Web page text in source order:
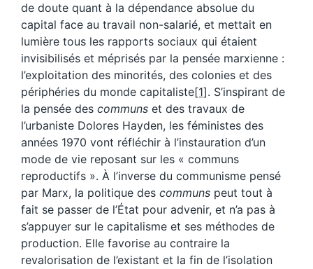
de doute quant à la dépendance absolue du
capital face au travail non-salarié, et mettait en
lumière tous les rapports sociaux qui étaient
invisibilisés et méprisés par la pensée marxienne :
l’exploitation des minorités, des colonies et des
périphéries du monde capitaliste[1]. S’inspirant de
la pensée des communs et des travaux de
l’urbaniste Dolores Hayden, les féministes des
années 1970 vont réfléchir à l’instauration d’un
mode de vie reposant sur les « communs
reproductifs ». À l’inverse du communisme pensé
par Marx, la politique des communs peut tout à
fait se passer de l’État pour advenir, et n’a pas à
s’appuyer sur le capitalisme et ses méthodes de
production. Elle favorise au contraire la
revalorisation de l’existant et la fin de l’isolation